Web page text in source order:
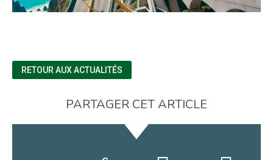
RETOUR AUX ACTUALITÉS
PARTAGER CET ARTICLE